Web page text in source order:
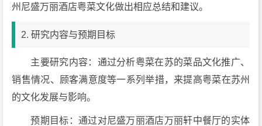
州尼盛万丽酒店粤菜文化做出相应总结和建议。
2. 研究内容与预期目标
主要研究内容：通过分析粤菜在苏的菜品文化推广、
销售情况、顾客满意度等一系列举措，来提高粤菜在苏州
的文化发展与影响。
预期目标：通过对尼盛万丽酒店万丽轩中餐厅的实体